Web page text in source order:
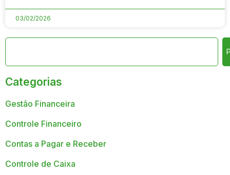
03/02/2026
Categorias
Gestão Financeira
Controle Financeiro
Contas a Pagar e Receber
Controle de Caixa